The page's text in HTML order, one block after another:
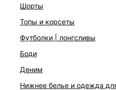
шорты
топы и корсеты
футболки | лонгсливы
боди
деним
нижнее белье и одежда
Свободный крой
Отложной воротник
Застежка на пуговицы
Пять цветов: молочный,
голубой
стандартному размеру